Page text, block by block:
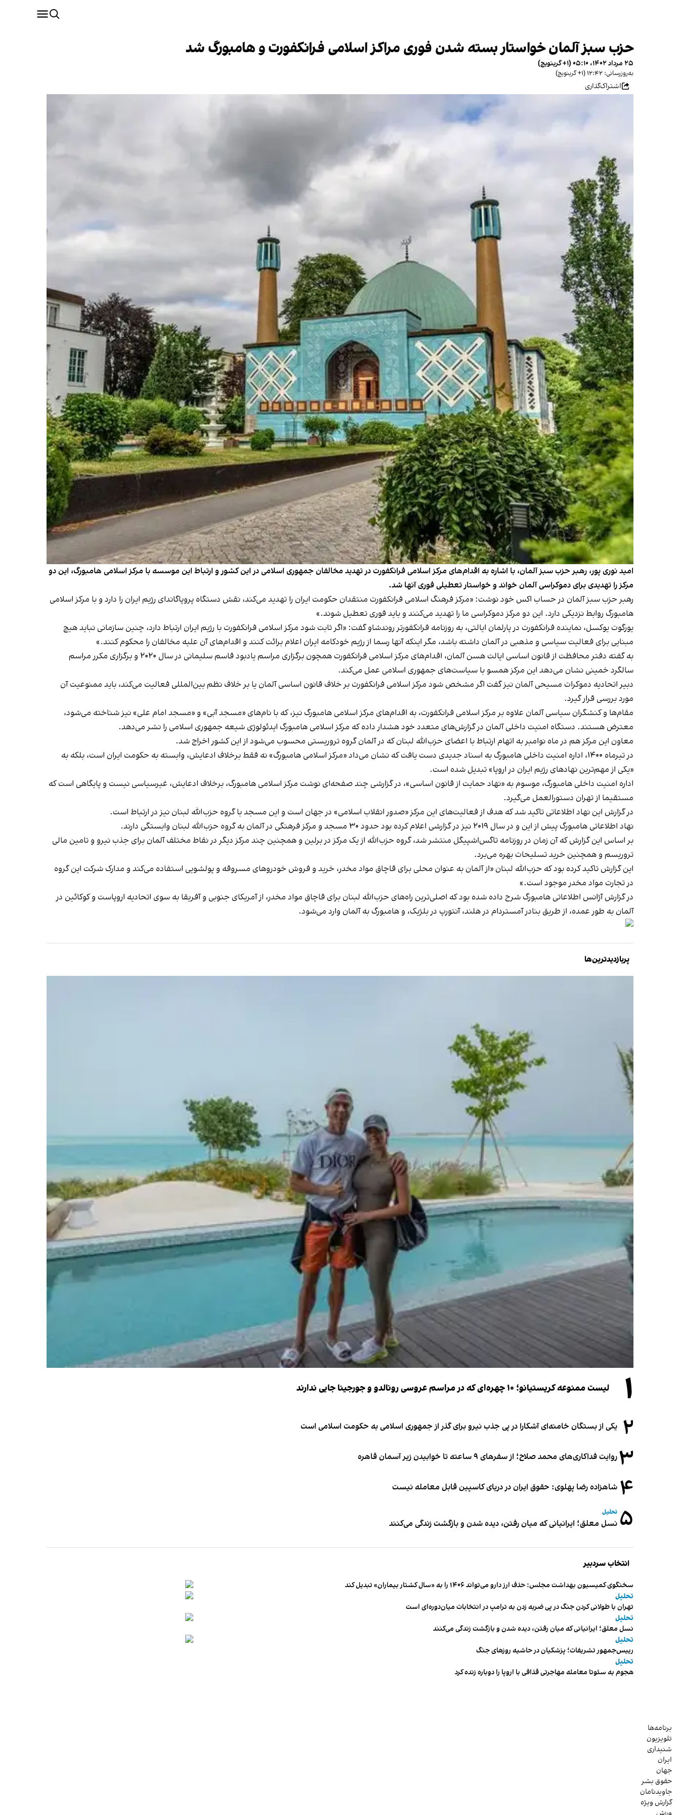
حزب سبز آلمان خواستار بسته شدن فوری مراکز اسلامی فرانکفورت و هامبورگ شد
۲۵ مرداد ۱۴۰۲، ۰۵:۱۰ (‎+۱ گرینویچ)
به‌روزرسانی: ۱۲:۴۲ (‎+۱ گرینویچ)
اشتراک‌گذاری
امید نوری پور، رهبر حزب سبز آلمان، با اشاره به اقدام‌های مرکز اسلامی فرانکفورت در تهدید مخالفان جمهوری اسلامی در این کشور و ارتباط این موسسه با مرکز اسلامی هامبورگ، این دو
مرکز را تهدیدی برای دموکراسی آلمان خواند و خواستار تعطیلی فوری آنها شد.
رهبر حزب سبز آلمان در حساب اکس خود نوشت: «مرکز فرهنگ اسلامی فرانکفورت منتقدان حکومت ایران را تهدید می‌کند، نقش دستگاه پروپاگاندای رژیم ایران را دارد و با مرکز اسلامی
هامبورگ روابط نزدیکی دارد. این دو مرکز دموکراسی ما را تهدید می‌کنند و باید فوری تعطیل شوند.»
یورگوت یوکسل، نماینده فرانکفورت در پارلمان ایالتی، به روزنامه فرانکفورتر روندشاو گفت: «اگر ثابت شود مرکز اسلامی فرانکفورت با رژیم ایران ارتباط دارد، چنین سازمانی نباید هیچ
مبنایی برای فعالیت سیاسی و مذهبی در آلمان داشته باشد، مگر اینکه آنها رسما از رژیم خودکامه ایران اعلام برائت کنند و اقدام‌های آن علیه مخالفان را محکوم کنند.»
به گفته دفتر محافظت از قانون اساسی ایالت هسن آلمان، اقدام‌های مرکز اسلامی فرانکفورت همچون برگزاری مراسم یادبود قاسم سلیمانی در سال ۲۰۲۰ و برگزاری مکرر مراسم
سالگرد خمینی نشان می‌دهد این مرکز همسو با سیاست‌های جمهوری اسلامی عمل می‌کند.
دبیر اتحادیه دموکرات مسیحی آلمان نیز گفت اگر مشخص شود مرکز اسلامی فرانکفورت بر خلاف قانون اساسی آلمان یا بر خلاف نظم بین‌المللی فعالیت می‌کند، باید ممنوعیت آن
مورد بررسی قرار گیرد.
مقام‌ها و کنشگران سیاسی آلمان علاوه بر مرکز اسلامی فرانکفورت، به اقدام‌های مرکز اسلامی هامبورگ نیز، که با نام‌های «مسجد آبی» و «مسجد امام علی» نیز شناخته می‌شود،
معترض هستند. دستگاه امنیت داخلی آلمان در گزارش‌های متعدد خود هشدار داده که مرکز اسلامی هامبورگ ایدئولوژی شیعه جمهوری اسلامی را نشر می‌دهد.
معا‌ون این مرکز هم در ماه نوامبر به اتهام ارتباط با اعضای حزب‌الله لبنان که در آلمان گروه تروریستی محسوب می‌شود از این کشور اخراج شد.
در تیرماه ۱۴۰۰، اداره امنیت داخلی هامبورگ به اسناد جدیدی دست یافت که نشان ‌می‌داد «مرکز اسلامی هامبورگ» نه فقط برخلاف ادعایش، وابسته به حکومت ایران است، بلکه به
«یکی از مهم‌ترین نهادهای رژیم ایران در اروپا» تبدیل شده است.
اداره امنیت داخلی هامبورگ، موسوم به «نهاد حمایت از قانون اساسی»، در گزارشی چند صفحه‌ای نوشت مرکز اسلامی هامبورگ، برخلاف ادعایش، غیرسیاسی نیست و پایگاهی است که
مستقیما از تهران دستورالعمل می‌گیرد.
در گزارش این نهاد اطلاعاتی تاکید شد که هدف از فعالیت‌های این مرکز «صدور انقلاب اسلامی» در جهان است و این مسجد با گروه حزب‌الله لبنان نیز در ارتباط است.
نهاد اطلاعاتی هامبورگ پیش از این و در سال ۲۰۱۹ نیز در گزارشی اعلام کرده بود حدود ۳۰ مسجد و مرکز فرهنگی در آلمان به گروه حزب‌الله لبنان وابستگی دارند.
بر اساس این گزارش که آن زمان در روزنامه تاگس‌اشپیگل منتشر شد، گروه حزب‌الله از یک مرکز در برلین و همچنین چند مرکز دیگر در نقاط مختلف آلمان برای جذب نیرو و تامین مالی
تروریسم و همچنین خرید تسلیحات بهره می‌برد.
این گزارش تاکید کرده بود که حزب‌الله لبنان «از آلمان به عنوان محلی برای قاچاق مواد مخدر، خرید و فروش خودروهای مسروقه و پولشویی استفاده می‌کند و مدارک شرکت این گروه
در تجارت مواد مخدر موجود است.»
در گزارش آژانس اطلاعاتی هامبورگ شرح داده شده بود که اصلی‌ترین راه‌های حزب‌الله لبنان برای قاچاق مواد مخدر، از آمریکای جنوبی و آفریقا به سوی اتحادیه اروپاست و کوکائین در
آلمان به طور عمده، از طریق بنادر آمستردام در هلند، آنتورپ در بلژیک، و هامبورگ به آلمان وارد می‌شود.
پربازدیدترین‌ها
۱ لیست ممنوعه کریستیانو؛ ۱۰ چهره‌ای که در مراسم عروسی رونالدو و جورجینا جایی ندارند
۲ یکی از بستگان خامنه‌ای آشکارا در پی جذب نیرو برای گذر از جمهوری اسلامی به حکومت اسلامی است
۳روایت فداکاری‌های محمد صلاح؛ از سفرهای ۹ ساعته تا خوابیدن زیر آسمان قاهره
۴ شاهزاده رضا پهلوی: حقوق ایران در دریای کاسپین قابل معامله نیست
۵ تحلیل
نسل معلق؛ ایرانیانی که میان رفتن، دیده شدن و بازگشت زندگی می‌کنند
انتخاب سردبیر
سخنگوی کمیسیون بهداشت مجلس: حذف ارز دارو می‌تواند ۱۴۰۶ را به «سال کشتار بیماران» تبدیل کند
تحلیل
تهران با طولانی کردن جنگ در پی ضربه زدن به ترامپ در انتخابات میان‌دوره‌ای است
تحلیل
نسل معلق؛ ایرانیانی که میان رفتن، دیده شدن و بازگشت زندگی می‌کنند
تحلیل
رییس‌جمهور تشریفات؛ پزشکیان در حاشیه روزهای جنگ
تحلیل
هجوم به سئوتا معامله مهاجرتی قذافی با اروپا را دوباره زنده کرد
برنامه‌ها
تلویزیون
شنیداری
ایران
جهان
حقوق بشر
جاویدنامان
گزارش ویژه